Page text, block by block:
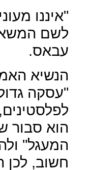
"איננו
לשם המשא
עבאס.
הנשיא
"עסקה
הוא סבור
המעגל"
חשוב,